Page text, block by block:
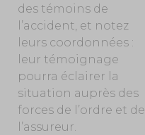
des témoins de
l’accident, et notez
leurs coordonnées :
leur témoignage
pourra éclairer la
situation auprès des
forces de l’ordre et de
l’assureur.